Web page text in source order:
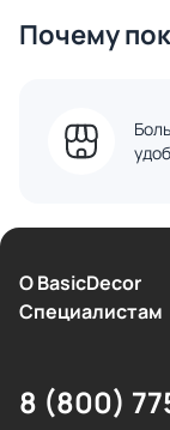
Почему
О BasicDecor
Cпециалистам
8 (800)